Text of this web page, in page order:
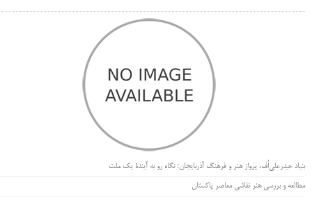
بنیاد حیدرعلی‌اُف، پرواز هنر و فرهنگ آذربایجان؛ نگاه رو به آیندۀ یک ملت
مطالعه و بررسی هنر نقاشی معاصر پاکستان